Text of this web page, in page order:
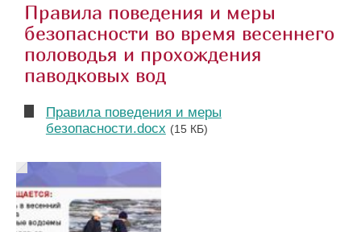
Правила поведения и меры
безопасности во время весеннего
половодья и прохождения
паводковых вод
Правила поведения и меры
безопасности.docx (15 КБ)